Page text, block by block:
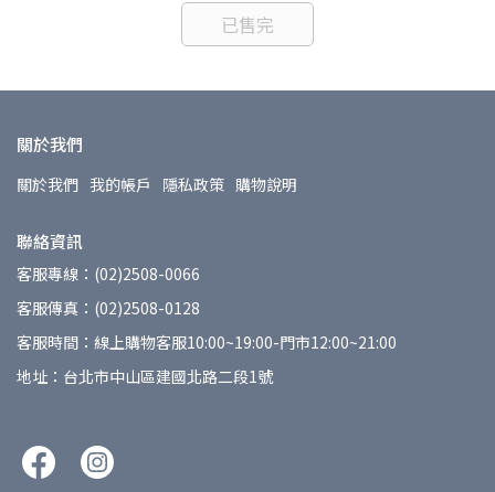
已售完
關於我們
關於我們 我的帳戶 隱私政策 購物說明
聯絡資訊
客服專線：(02)2508-0066
客服傳真：(02)2508-0128
客服時間：線上購物客服10:00~19:00-門市12:00~21:00
地址：台北市中山區建國北路二段1號